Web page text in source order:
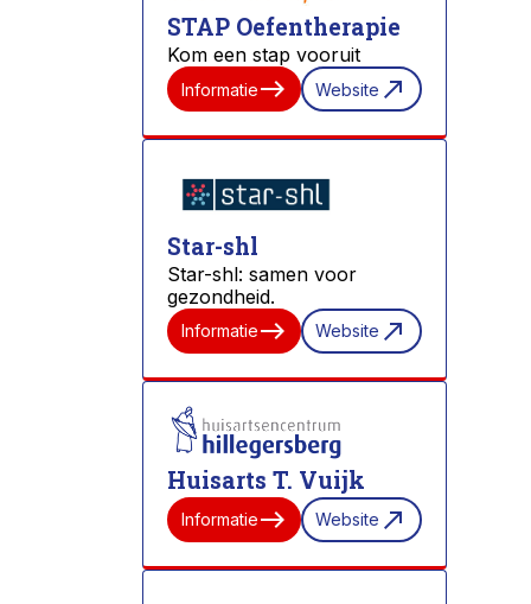
STAP Oefentherapie
Kom een stap vooruit
Informatieeast Website north_east
Star-shl
Star-shl: samen voor
gezondheid.
Informatieeast Website north_east
Huisarts T. Vuijk
Informatieeast Website north_east